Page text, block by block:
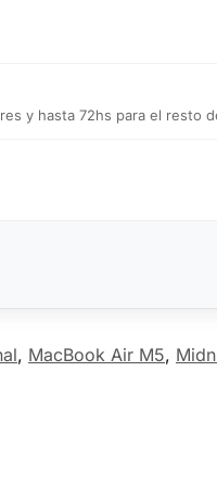
y hasta 72hs para el resto
, MacBook Air M5,